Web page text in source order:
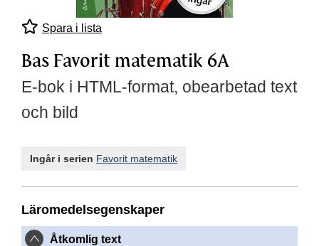
Spara i lista
Bas Favorit matematik 6A
E-bok i HTML-format, obearbetad text
och bild
Ingår i serien Favorit matematik
Läromedelsegenskaper
Åtkomlig text